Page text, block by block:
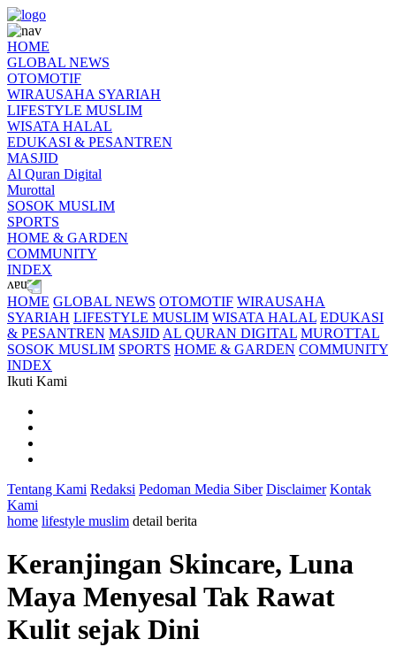
HOME
GLOBAL NEWS
OTOMOTIF
WIRAUSAHA SYARIAH
LIFESTYLE MUSLIM
WISATA HALAL
EDUKASI & PESANTREN
MASJID
Al Quran Digital
Murottal
SOSOK MUSLIM
SPORTS
HOME & GARDEN
COMMUNITY
INDEX
HOME GLOBAL NEWS OTOMOTIF WIRAUSAHA
SYARIAH LIFESTYLE MUSLIM WISATA HALAL EDUKASI
& PESANTREN MASJID AL QURAN DIGITAL MUROTTAL
SOSOK MUSLIM SPORTS HOME & GARDEN COMMUNITY
INDEX
Ikuti Kami
Tentang Kami Redaksi Pedoman Media Siber Disclaimer Kontak
Kami
home lifestyle muslim detail berita
Keranjingan Skincare, Luna
Maya Menyesal Tak Rawat
Kulit sejak Dini